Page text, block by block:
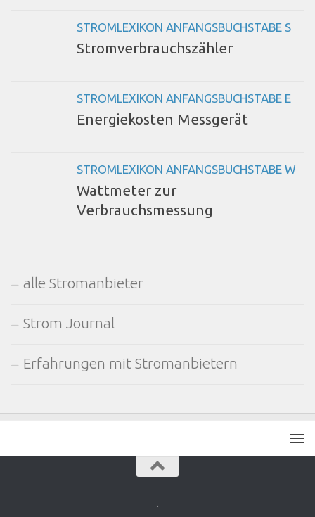
STROMLEXIKON ANFANGSBUCHSTABE S
Stromverbrauchszähler
STROMLEXIKON ANFANGSBUCHSTABE E
Energiekosten Messgerät
STROMLEXIKON ANFANGSBUCHSTABE W
Wattmeter zur
Verbrauchsmessung
alle Stromanbieter
Strom Journal
Erfahrungen mit Stromanbietern
.